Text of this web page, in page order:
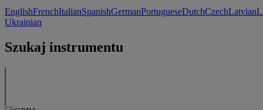
EnglishFrenchItalianSpanishGermanPortugueseDutchCzechLatvian
Ukrainian
Szukaj instrumentu